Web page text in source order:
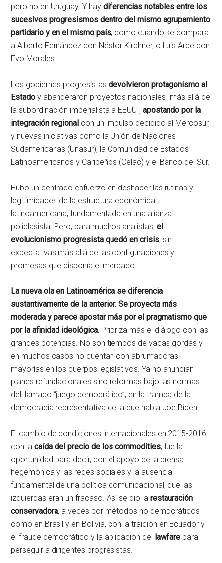
pero no en Uruguay. Y haydiferencias notables entre los
sucesivos progresismos dentro del mismo agrupamiento
partidario y en el mismo país, como cuando se compara
a Alberto Fernández con Néstor Kirchner, o Luis Arce con
Evo Morales.
Los gobiernos progresistas devolvieron protagonismo al
Estado y abanderaron proyectos nacionales -más allá de
la subordinación imperialista a EEUU-,apostando por la
integración regional con un impulso decidido al Mercosur,
y nuevas iniciativas como la Unión de Naciones
Sudamericanas (Unasur), la Comunidad de Estados
Latinoamericanos y Caribeños (Celac) y el Banco del Sur.
Hubo un centrado esfuerzo en deshacer las rutinas y
legitimidades de la estructura económica
latinoamericana, fundamentada en una alianza
policlasista. Pero, para muchos analistas,el
evolucionismo progresista quedó en crisis, sin
expectativas más allá de las configuraciones y
promesas que disponía el mercado.
La nueva ola en Latinoamérica se diferencia
sustantivamente de la anterior. Se proyecta más
moderada y parece apostar más por el pragmatismo que
por la afinidad ideológica. Prioriza más el diálogo con las
grandes potencias. No son tiempos de vacas gordas y
en muchos casos no cuentan con abrumadoras
mayorías en los cuerpos legislativos. Ya no anuncian
planes refundacionales sino reformas bajo las normas
del llamado “juego democrático”, en la trampa de la
democracia representativa de la que habla Joe Biden.
El cambio de condiciones internacionales en 2015-2016,
con lacaída del precio de los commodities, fue la
oportunidad para decir, con el apoyo de la prensa
hegemónica y las redes sociales y la ausencia
fundamental de una política comunicacional, que las
izquierdas eran un fracaso. Así se dio larestauración
conservadora, a veces por métodos no democráticos
como en Brasil y en Bolivia, con la traición en Ecuador y
el fraude democrático y la aplicación del lawfare para
perseguir a dirigentes progresistas.